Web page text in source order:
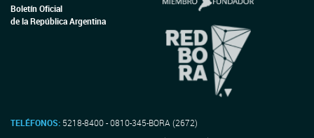
Boletín Oficial
de la República Argentina
TELÉFONOS: 5218-8400 - 0810-345-BORA (2672)